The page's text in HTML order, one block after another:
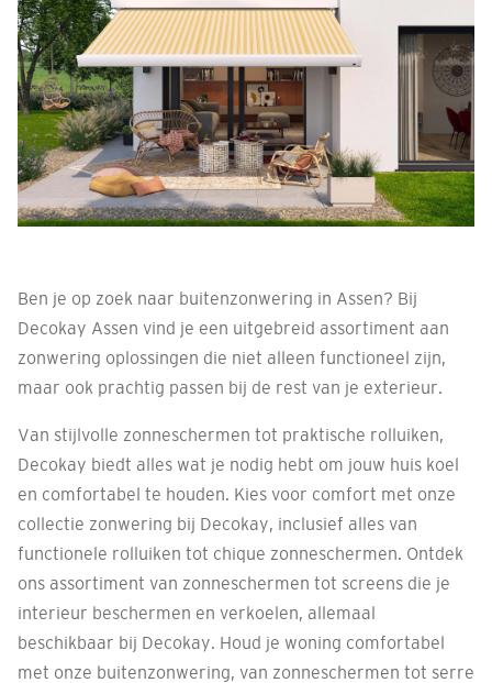
Ben je op zoek naar buitenzonwering in Assen? Bij
Decokay Assen vind je een uitgebreid assortiment aan
zonwering oplossingen die niet alleen functioneel zijn,
maar ook prachtig passen bij de rest van je exterieur.
Van stijlvolle zonneschermen tot praktische rolluiken,
Decokay biedt alles wat je nodig hebt om jouw huis koel
en comfortabel te houden. Kies voor comfort met onze
collectie zonwering bij Decokay, inclusief alles van
functionele rolluiken tot chique zonneschermen. Ontdek
ons assortiment van zonneschermen tot screens die je
interieur beschermen en verkoelen, allemaal
beschikbaar bij Decokay. Houd je woning comfortabel
met onze buitenzonwering, van zonneschermen tot serre